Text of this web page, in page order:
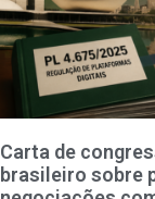
Carta de
brasileiro sobre